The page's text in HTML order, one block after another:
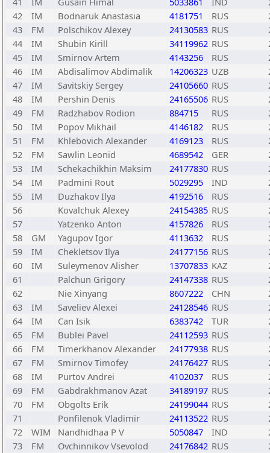
42
IM Bodnaruk Anastasia 4181751 RUS
43
FM Polschikov Alexey 24130583 RUS
44
IM Shubin Kirill 34119962 RUS
45
IM Smirnov Artem 4143256 RUS
46
IM Abdisalimov Abdimalik 14206323 UZB
47
IM Savitskiy Sergey 24105660 RUS
48
IM Pershin Denis 24165506 RUS
49
FM Radzhabov Rodion 884715 RUS
50
IM Popov Mikhail 4146182 RUS
51
FM Khlebovich Alexander 4169123 RUS
52
FM Sawlin Leonid 4689542 GER
53
IM Schekachikhin Maksim 24177830 RUS
54
IM Padmini Rout 5029295 IND
55
IM Duzhakov Ilya 4192516 RUS
56
Kovalchuk Alexey 24154385 RUS
57
Yatzenko Anton 4157826 RUS
58
GM Yagupov Igor 4113632 RUS
59
IM Chekletsov Ilya 24177156 RUS
60
IM Suleymenov Alisher 13707833 KAZ
61
Palchun Grigory 24147338 RUS
62
Nie Xinyang 8607222 CHN
63
IM Saveliev Alexei 24128546 RUS
64
IM Can Isik 6383742 TUR
65
FM Bublei Pavel 24112593 RUS
66
FM Timerkhanov Alexander 24177938 RUS
67
FM Smirnov Timofey 24176427 RUS
68
IM Purtov Andrei 4102037 RUS
69
FM Gabdrakhmanov Azat 34189197 RUS
70
FM Obgolts Erik 24199044 RUS
71
Ponfilenok Vladimir 24113522 RUS
72
WIM Nandhidhaa P V 5050847 IND
73
FM Ovchinnikov Vsevolod 24176842 RUS